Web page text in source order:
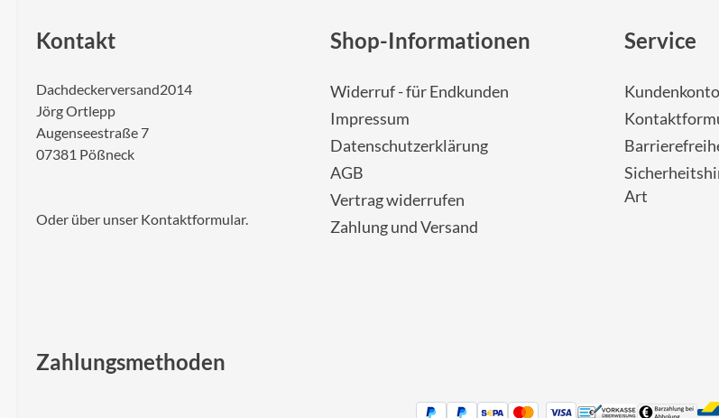
Kontakt
Dachdeckerversand2014
Jörg Ortlepp
Augenseestraße 7
07381 Pößneck
Oder über unser Kontaktformular.
Shop-Informationen
Widerruf - für Endkunden
Impressum
Datenschutzerklärung
AGB
Vertrag widerrufen
Zahlung und Versand
Service
Kundenkonto
Art
Zahlungsmethoden